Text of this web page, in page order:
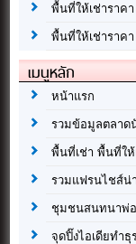
พื้นที่ให้เช่าราคา
พื้นที่ให้เช่าราค
เมนูหลัก
หน้าแรก
รวมข้อมูลตลาด
พื้นที่เช่า พื้นที่ให้
รวมแฟรนไชส์น่
ชุมชนสนทนาพ่
จุดปิ๊งไอเดียทำธุ